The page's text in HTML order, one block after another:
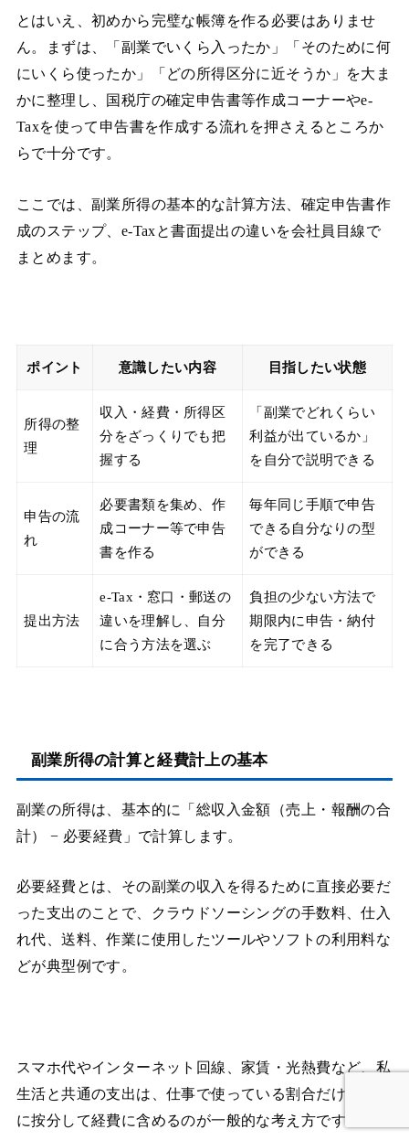
とはいえ、初めから完璧な帳簿を作る必要はありませ
ん。まずは、「副業でいくら入ったか」「そのために何
にいくら使ったか」「どの所得区分に近そうか」を大ま
かに整理し、国税庁の確定申告書等作成コーナーやe-
Taxを使って申告書を作成する流れを押さえるところか
らで十分です。
ここでは、副業所得の基本的な計算方法、確定申告書作
成のステップ、e-Taxと書面提出の違いを会社員目線で
まとめます。
ポイント 意識したい内容 目指したい状態
所得の整
理
収入・経費・所得区
分をざっくりでも把
握する
「副業でどれくらい
利益が出ているか」
を自分で説明できる
申告の流
れ
必要書類を集め、作
成コーナー等で申告
書を作る
毎年同じ手順で申告
できる自分なりの型
ができる
提出方法
e-Tax・窓口・郵送の
違いを理解し、自分
に合う方法を選ぶ
負担の少ない方法で
期限内に申告・納付
を完了できる
副業所得の計算と経費計上の基本
副業の所得は、基本的に「総収入金額（売上・報酬の合
計） − 必要経費」で計算します。
必要経費とは、その副業の収入を得るために直接必要だ
った支出のことで、クラウドソーシングの手数料、仕入
れ代、送料、作業に使用したツールやソフトの利用料な
どが典型例です。
スマホ代やインターネット回線、家賃・光熱費など、私
生活と共通の支出は、仕事で使っている割合だけを目安
に按分して経費に含めるのが一般的な考え方です。